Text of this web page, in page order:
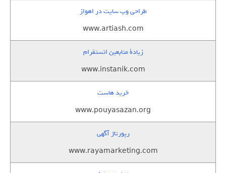
طراحی وب سایت در اهواز
www.artiash.com
زيادة متابعين انستقرام
www.instanik.com
خرید هاست
www.pouyasazan.org
رپورتاژ آگهی
www.rayamarketing.com